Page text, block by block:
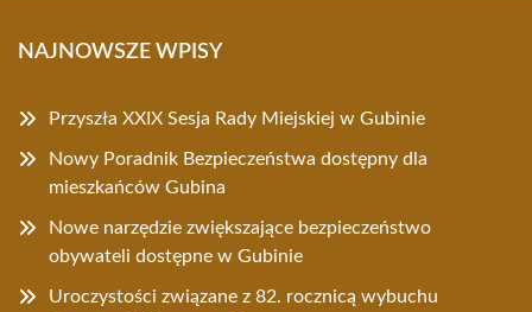
NAJNOWSZE WPISY
Przyszła XXIX Sesja Rady Miejskiej w Gubinie
Nowy Poradnik Bezpieczeństwa dostępny dla
mieszkańców Gubina
Nowe narzędzie zwiększające bezpieczeństwo
obywateli dostępne w Gubinie
Uroczystości związane z 82. rocznicą wybuchu